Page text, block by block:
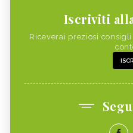
Iscriviti
Riceverai preziosi